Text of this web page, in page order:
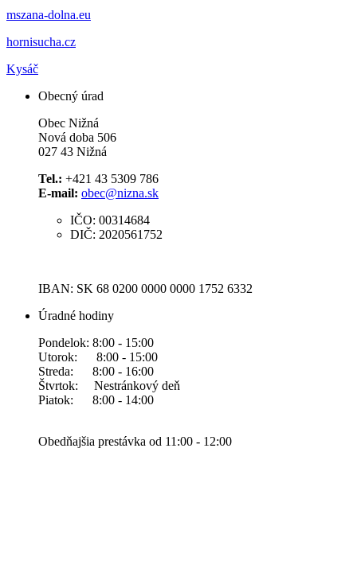
mszana-dolna.eu
hornisucha.cz
Kysáč
Obecný úrad
Obec Nižná
Nová doba 506
027 43 Nižná
Tel.: +421 43 5309 786
E-mail: obec@nizna.sk
IČO: 00314684
DIČ: 2020561752
IBAN: SK 68 0200 0000 0000 1752 6332
Úradné hodiny
Pondelok: 8:00 - 15:00
Utorok: 8:00 - 15:00
Streda: 8:00 - 16:00
Štvrtok: Nestránkový deň
Piatok: 8:00 - 14:00
Obedňajšia prestávka od 11:00 - 12:00